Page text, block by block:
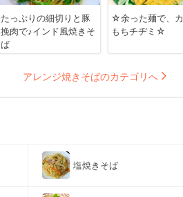
たっぷりの細切りと豚
挽肉で♪インド風焼きそ
ば
☆余った麺で、
もちチヂミ☆
アレンジ焼きそばのカテゴリへ
塩焼きそば